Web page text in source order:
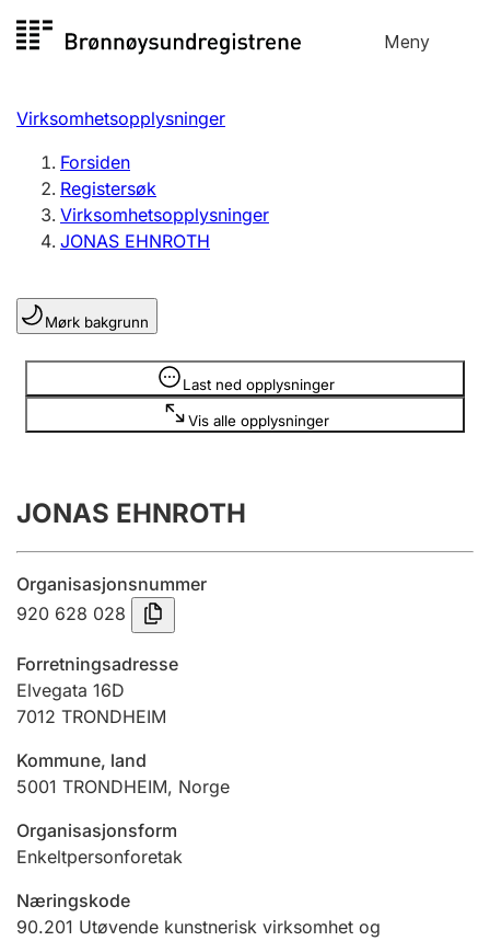
til
Meny
Registersøk
Aksjeselskap
Enkeltpersonforetak
Registrere, endre, slette
Lag og forening
Registrere, endre, slette
Årsregnskap
Innsending og forsinkelsesgebyr
Jeger
Ektepaktveileder
Offentlig sektor
Virksomhetsopplysninger
Forsiden
Registersøk
Virksomhetsopplysninger
JONAS EHNROTH
Mørk bakgrunn
Last ned opplysninger
Vis alle opplysninger
Opplysninger er skjult
JONAS EHNROTH
Organisasjonsnummer
920 628 028
Forretningsadresse
Elvegata 16D
7012 TRONDHEIM
Kommune, land
5001 TRONDHEIM, Norge
Organisasjonsform
Enkeltpersonforetak
Næringskode
90.201 Utøvende kunstnerisk virksomhet og